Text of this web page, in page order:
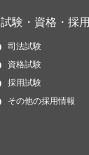
試験・資格・採用
司法試験
資格試験
採用試験
その他の採用情報